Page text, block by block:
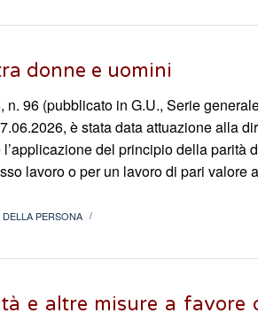
donne e uomini
96 (pubblicato in G.U., Serie
è stata data attuazione alla
del principio della parità
lavoro o per un lavoro di pari valore
PERSONA /
e altre misure a favore